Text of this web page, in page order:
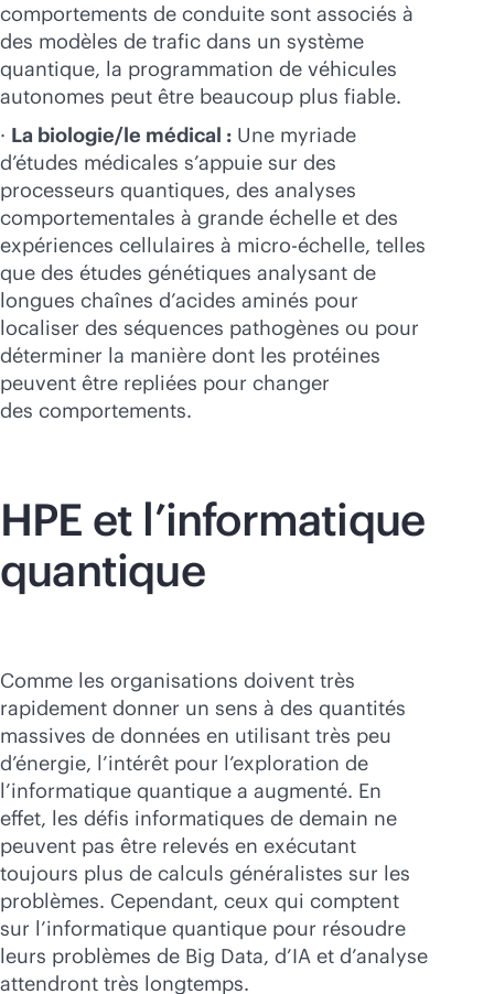
comportements de conduite sont associés à
des modèles de trafic dans un système
quantique, la programmation de véhicules
autonomes peut être beaucoup plus fiable.
· La biologie/le médical : Une myriade
d’études médicales s’appuie sur des
processeurs quantiques, des analyses
comportementales à grande échelle et des
expériences cellulaires à micro-échelle, telles
que des études génétiques analysant de
longues chaînes d’acides aminés pour
localiser des séquences pathogènes ou pour
déterminer la manière dont les protéines
peuvent être repliées pour changer
des comportements.
HPE et l’informatique
quantique
Comme les organisations doivent très
rapidement donner un sens à des quantités
massives de données en utilisant très peu
d’énergie, l’intérêt pour l’exploration de
l’informatique quantique a augmenté. En
effet, les défis informatiques de demain ne
peuvent pas être relevés en exécutant
toujours plus de calculs généralistes sur les
problèmes. Cependant, ceux qui comptent
sur l’informatique quantique pour résoudre
leurs problèmes de Big Data, d’IA et d’analyse
attendront très longtemps.